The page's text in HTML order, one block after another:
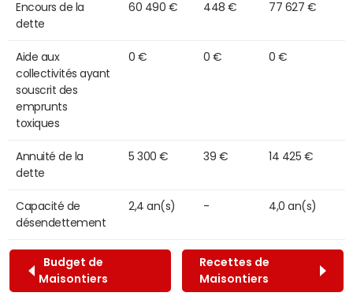
Encours de la
dette
60 490 € 448 € 77 627 €
Aide aux
collectivités ayant
souscrit des
emprunts
toxiques
0 € 0 € 0 €
Annuité de la
dette
5 300 € 39 € 14 425 €
Capacité de
désendettement
2,4 an(s) - 4,0 an(s)
Budget de
Maisontiers
Recettes de
Maisontiers